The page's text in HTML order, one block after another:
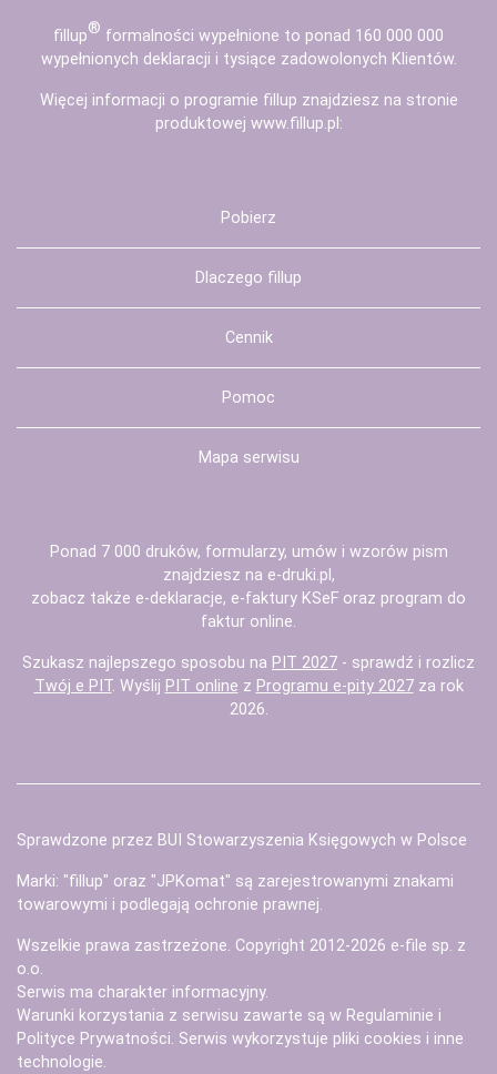
fill up® formalności wypełnione to ponad 160 000 000
wypełnionych deklaracji i tysiące zadowolonych Klientów.
Więcej informacji o programie fillup znajdziesz na stronie
produktowej www.fillup.pl :
Pobierz
Dlaczego fillup
Cennik
Pomoc
Mapa serwisu
Ponad 7 000 druków, formularzy, umów i wzorów pism
znajdziesz na e-druki.pl ,
zobacz także e-deklaracje, e-faktury KSeF oraz program do
faktur online.
Szukasz najlepszego sposobu na PIT 2027 - sprawdź i rozlicz
Twój e PIT. Wyślij PIT online z Programu e-pity 2027za rok
2026.
Sprawdzone przez BUI Stowarzyszenia Księgowych w Polsce
Marki: "fillup" oraz "JPKomat" są zarejestrowanymi znakami
towarowymi i podlegają ochronie prawnej.
Wszelkie prawa zastrzeżone. Copyright 2012-2026 e-file sp. z
o.o.
Serwis ma charakter informacyjny.
Warunki korzystania z serwisu zawarte są w Regulaminie i
Polityce Prywatności. Serwis wykorzystuje pliki cookies i inne
technologie.